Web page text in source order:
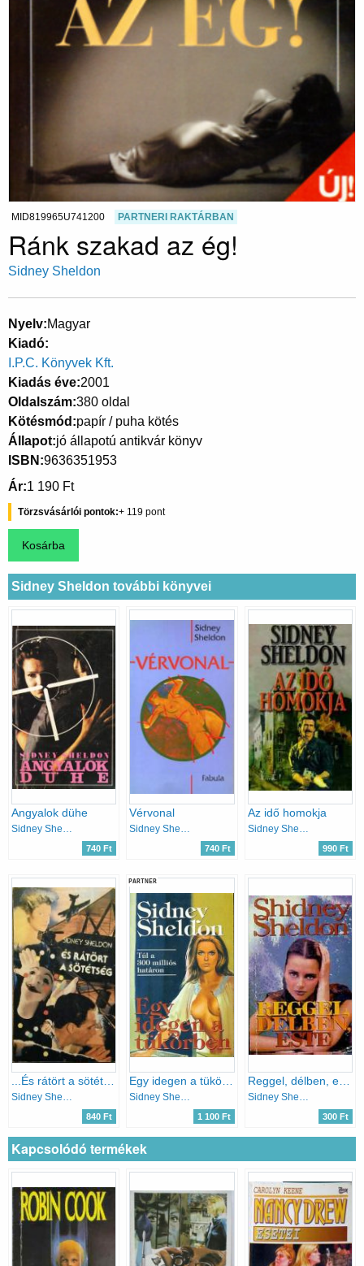
MID819965U741200 PARTNERI RAKTÁRBAN
Ránk szakad az ég!
Sidney Sheldon
Nyelv Magyar
Kiadó
I.P.C. Könyvek Kft.
Kiadás éve 2001
Oldalszám 380 oldal
Kötésmód papír / puha kötés
Állapot jó állapotú antikvár könyv
ISBN 9636351953
Ár 1 190 Ft
Törzsvásárlói pontok 119
Sidney Sheldon további könyvei
Angyalok dühe
Sidney Sheldon
740 Ft
Vérvonal
Sidney Sheldon
740 Ft
Az idő homokja
Sidney Sheldon
990 Ft
Sidney Sheldon
840 Ft
PARTNER
Sidney Sheldon
1 100 Ft
Reggel, délben, este
Sidney Sheldon
300 Ft
Kapcsolódó termékek